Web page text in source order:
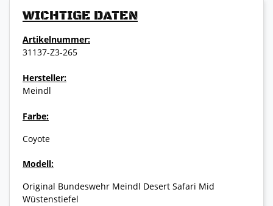
WICHTIGE DATEN
Artikelnummer:
31137-Z3-265
Hersteller:
Meindl
Farbe:
Coyote
Modell:
Original Bundeswehr Meindl Desert Safari Mid
Wüstenstiefel